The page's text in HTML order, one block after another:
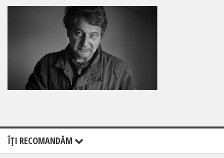
ÎŢI RECOMANDĂM